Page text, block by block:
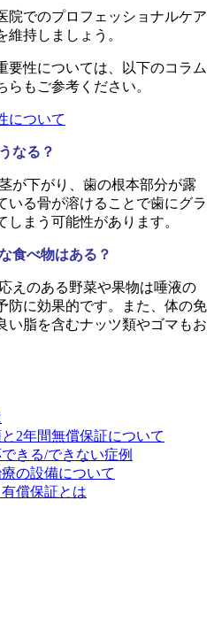
院でのプロフェッショナルケア
維持しましょう。
要性については、以下のコラム
もご参考ください。
について
なる？
が下がり、歯の根本部分が露
いる骨が溶けることで歯にグラ
まう可能性があります。
食べ物はある？
えのある野菜や果物は唾液の
防に効果的です。また、体の免
い脂を含むナッツ類やゴマもお
2年間無償保証について
きる/できない症例
の設備について
償保証とは